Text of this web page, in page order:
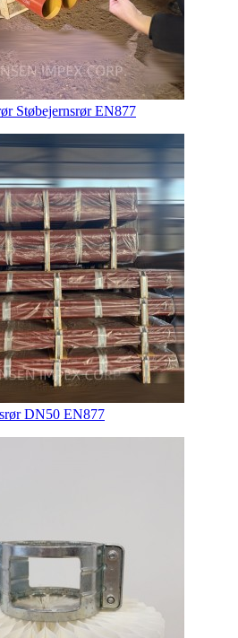
Støbejernsrør EN877
DN50 EN877